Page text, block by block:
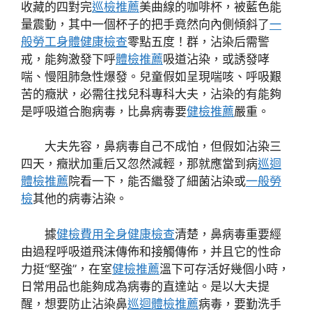
收藏的四對完巡檢推薦美曲線的咖啡杯，被藍色能
量震動，其中一個杯子的把手竟然向內側傾斜了一
般勞工身體健康檢查零點五度！群，沾染后需警
戒，能夠激發下呼體檢推薦吸道沾染，或誘發哮
喘、慢阻肺急性爆發。兒童假如呈現喘咳、呼吸艱
苦的癥狀，必需往找兒科專科大夫，沾染的有能夠
是呼吸道合胞病毒，比鼻病毒要健檢推薦嚴重。
大夫先容，鼻病毒自己不成怕，但假如沾染三
四天，癥狀加重后又忽然減輕，那就應當到病巡迴
體檢推薦 院看一下，能否繼發了細菌沾染或一般勞
檢其他的病毒沾染。
據健檢費用全身健康檢查清楚，鼻病毒重要經
由過程呼吸道飛沫傳佈和接觸傳佈，并且它的性命
力挺“堅強”，在室健檢推薦溫下可存活好幾個小時，
日常用品也能夠成為病毒的直達站。是以大夫提
醒，想要防止沾染鼻巡迴體檢推薦病毒，要勤洗手